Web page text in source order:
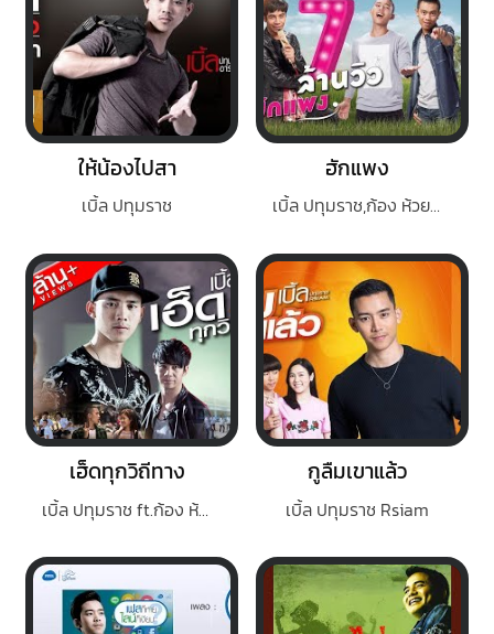
ให้น้องไปสา
เบิ้ล ปทุมราช
ฮักแพง
เบิ้ล ปทุมราช,ก้อง ห้วยไร่,แซ็ค ชุมแพ
เฮ็ดทุกวิถีทาง
เบิ้ล ปทุมราช ft.ก้อง ห้วยไร
กูลืมเขาแล้ว
เบิ้ล ปทุมราช Rsiam